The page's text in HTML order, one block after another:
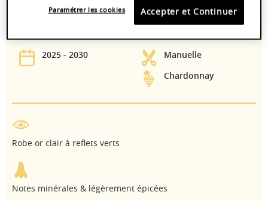
Fûts de chêne
2025 - 2030
Manuelle
Chardonnay
Robe or clair à reflets verts
Notes minérales & légèrement épicées
Accepter et Continuer
Paramétrer les cookies